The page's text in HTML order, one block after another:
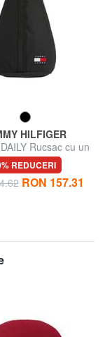
HILFIGER
Rucsac cu un
umăr
REDUCERI
RON 157.31